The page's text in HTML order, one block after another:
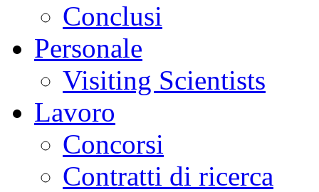
Conclusi
Personale
Visiting Scientists
Lavoro
Concorsi
Contratti di ricerca